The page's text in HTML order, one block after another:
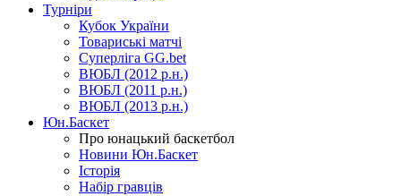
Турніри
Кубок України
Товариські матчі
Суперліга GG.bet
ВЮБЛ (2012 р.н.)
ВЮБЛ (2011 р.н.)
ВЮБЛ (2013 р.н.)
Юн.Баскет
Про юнацький баскетбол
Новини Юн.Баскет
Історія
Набір гравців